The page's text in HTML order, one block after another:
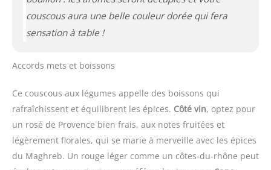
couscous aura une belle couleur dorée qui fera
sensation à table !
Accords mets et boissons
Ce couscous aux légumes appelle des boissons qui
rafraîchissent et équilibrent les épices. Côté vin, optez pour
un rosé de Provence bien frais, aux notes fruitées et
légèrement florales, qui se marie à merveille avec les épices
du Maghreb. Un rouge léger comme un côtes-du-rhône peut